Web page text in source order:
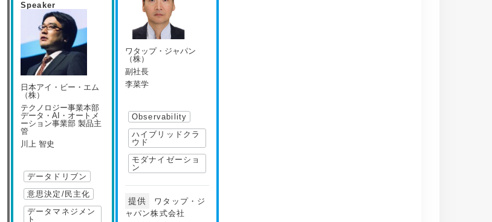
Speaker
日本アイ・ビー・エム
（株）
テクノロジー事業本部
データ・AI・オートメ
ーション事業部 製品主
管
川上 智史
データドリブン
意思決定/民主化
データマネジメン
ト
ワタップ・ジャパン
（株）
副社長
李菜学
Observability
ハイブリッドクラ
ウド
モダナイゼーショ
ン
提供
ワタップ・ジ
ャパン株式会社